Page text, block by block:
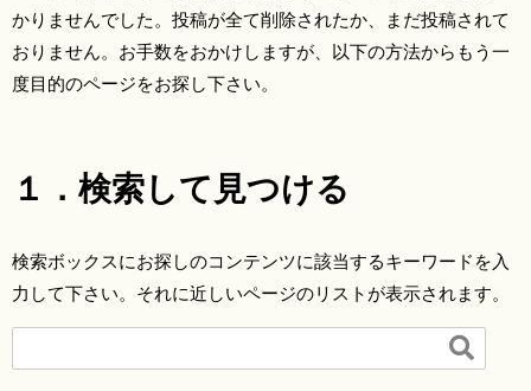
かりませんでした。投稿が全て削除されたか、まだ投稿されて
おりません。お手数をおかけしますが、以下の方法からもう一
度目的のページをお探し下さい。
１．検索して見つける
検索ボックスにお探しのコンテンツに該当するキーワードを入
力して下さい。それに近しいページのリストが表示されます。
